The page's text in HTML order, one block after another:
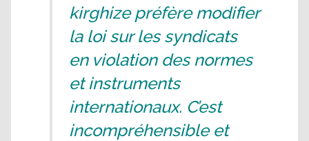
kirghize préfère modifier
la loi sur les syndicats
en violation des normes
et instruments
internationaux. C’est
incompréhensible et